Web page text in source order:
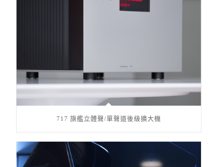
717 旗艦立體聲/單聲道後級擴大機